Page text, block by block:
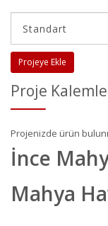
Projeye Ekle
Proje
Projenizde ürün
İnce
Mahya